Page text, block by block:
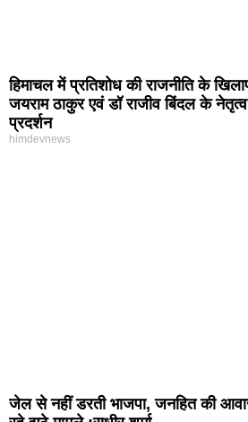
हिमाचल में प्रतिशोध की राजनीति के
जयराम ठाकुर एवं डॉ राजीव बिंदल के
प्रदर्शन
himdevnews
जेल से नहीं डरती भाजपा, जनहित की